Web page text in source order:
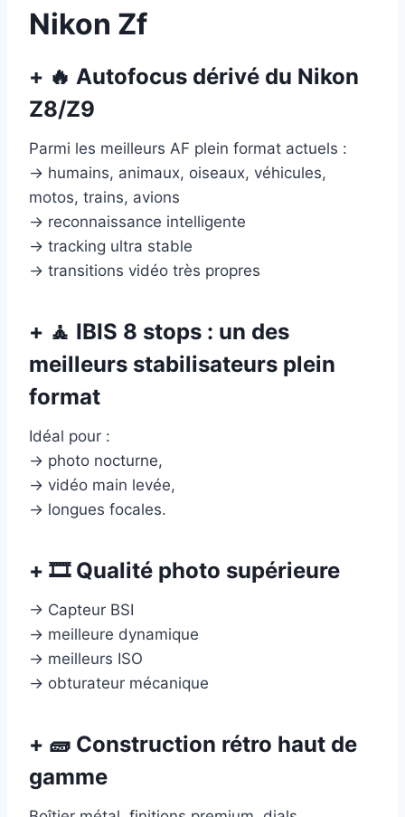
Nikon Zf
+ 🔥 Autofocus dérivé du Nikon
Z8/Z9
Parmi les meilleurs AF plein format actuels :
→ humains, animaux, oiseaux, véhicules,
motos, trains, avions
→ reconnaissance intelligente
→ tracking ultra stable
→ transitions vidéo très propres
+ 🧘 IBIS 8 stops : un des
meilleurs stabilisateurs plein
format
Idéal pour :
→ photo nocturne,
→ vidéo main levée,
→ longues focales.
+ 🎞 Qualité photo supérieure
→ Capteur BSI
→ meilleure dynamique
→ meilleurs ISO
→ obturateur mécanique
+ 🧱 Construction rétro haut de
gamme